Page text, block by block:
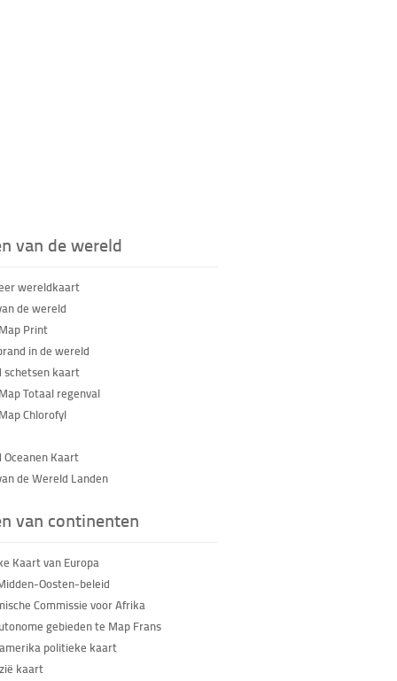
van de wereld
wereldkaart
de wereld
Print
in de wereld
schetsen kaart
Totaal regenval
Chlorofyl
Oceanen Kaart
de Wereld Landen
van continenten
Kaart van Europa
Oosten-beleid
Commissie voor Afrika
gebieden te Map Frans
politieke kaart
kaart